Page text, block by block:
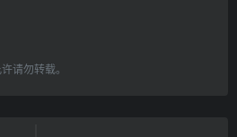
请勿转载。